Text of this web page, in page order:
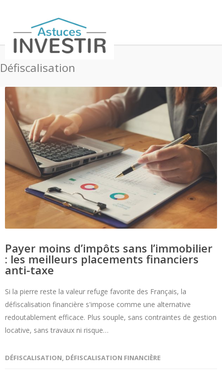
Défiscalisation
Payer moins d’impôts sans l’immobilier
: les meilleurs placements financiers
anti-taxe
Si la pierre reste la valeur refuge favorite des Français, la
défiscalisation financière s'impose comme une alternative
redoutablement efficace. Plus souple, sans contraintes de gestion
locative, sans travaux ni risque…
DÉFISCALISATION, DÉFISCALISATION FINANCIÈRE